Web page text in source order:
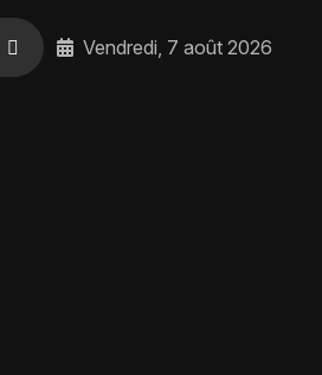
Vendredi, 7 août 2026